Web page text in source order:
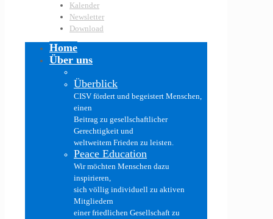
Kalender
Newsletter
Download
Home
Über uns
Überblick
CISV fördert und begeistert Menschen,
einen
Beitrag zu gesellschaftlicher
Gerechtigkeit und
weltweitem Frieden zu leisten.
Peace Education
Wir möchten Menschen dazu
inspirieren,
sich völlig individuell zu aktiven
Mitgliedern
einer friedlichen Gesellschaft zu